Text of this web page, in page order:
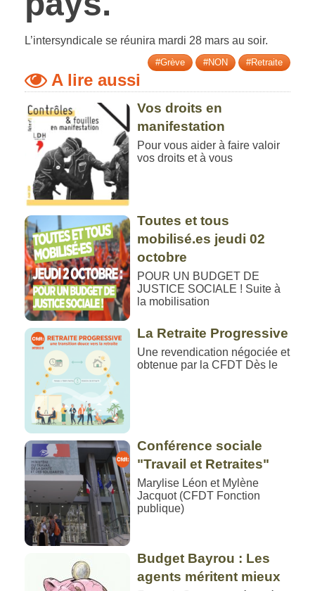
L’intersyndicale se réunira mardi 28 mars au soir.
#Grève #NON #Retraite
A lire aussi
Vos droits en
manifestation
Pour vous aider à faire valoir
vos droits et à vous
Toutes et tous
mobilisé.es jeudi 02
octobre
POUR UN BUDGET DE
JUSTICE SOCIALE ! Suite à
la mobilisation
La Retraite Progressive
Une revendication négociée et
obtenue par la CFDT Dès le
Conférence sociale
"Travail et Retraites"
Marylise Léon et Mylène
Jacquot (CFDT Fonction
publique)
Budget Bayrou : Les
agents méritent mieux